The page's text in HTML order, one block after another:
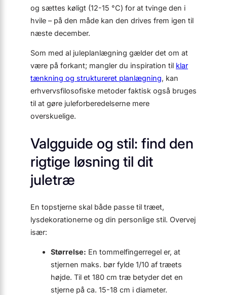
og sættes køligt (12-15 °C) for at tvinge den i
hvile – på den måde kan den drives frem igen til
næste december.
Som med al juleplanlægning gælder det om at
være på forkant; mangler du inspiration til klar
tænkning og struktureret planlægning, kan
erhvervsfilosofiske metoder faktisk også bruges
til at gøre juleforberedelserne mere
overskuelige.
Valgguide og stil: find den
rigtige løsning til dit
juletræ
En topstjerne skal både passe til træet,
lysdekorationerne og din personlige stil. Overvej
især:
Størrelse: En tommelfingerregel er, at
stjernen maks. bør fylde 1/10 af træets
højde. Til et 180 cm træ betyder det en
stjerne på ca. 15-18 cm i diameter.